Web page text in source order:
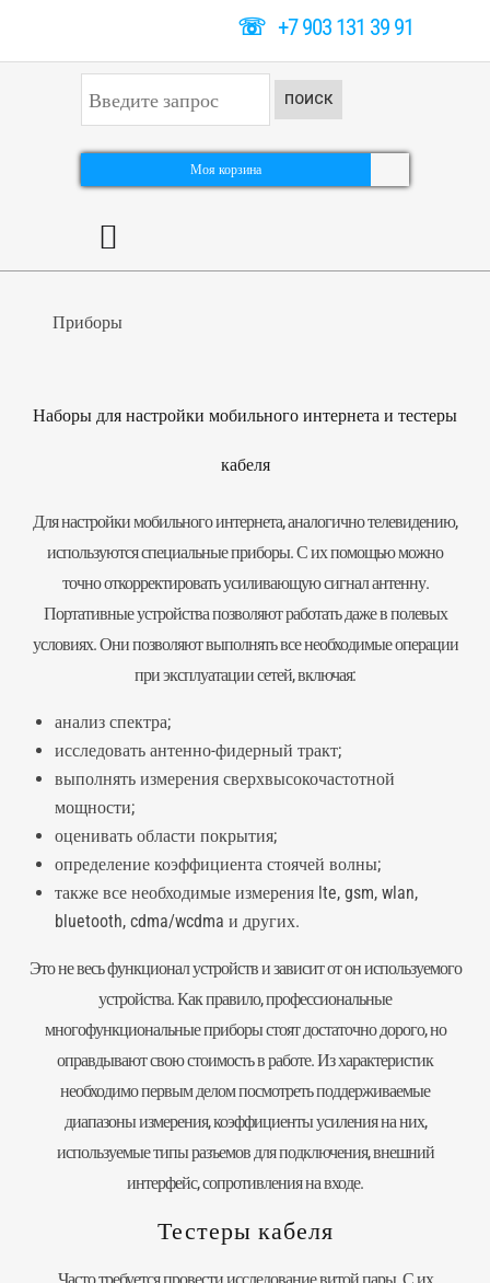
☏+7 903 131 39 91
к
а
ь
ПОИСК
Моя корзина
Приборы
Наборы для настройки мобильного интернета и тестеры
кабеля
Для настройки мобильного интернета, аналогично телевидению,
используются специальные приборы. С их помощью можно
точно откорректировать усиливающую сигнал антенну.
Портативные устройства позволяют работать даже в полевых
условиях. Они позволяют выполнять все необходимые операции
при эксплуатации сетей, включая:
анализ спектра;
исследовать антенно-фидерный тракт;
выполнять измерения сверхвысокочастотной
мощности;
оценивать области покрытия;
определение коэффициента стоячей волны;
также все необходимые измерения lte, gsm, wlan,
bluetooth, cdma/wcdma и других.
Это не весь функционал устройств и зависит от он используемого
устройства. Как правило, профессиональные
многофункциональные приборы стоят достаточно дорого, но
оправдывают свою стоимость в работе. Из характеристик
необходимо первым делом посмотреть поддерживаемые
диапазоны измерения, коэффициенты усиления на них,
используемые типы разъемов для подключения, внешний
интерфейс, сопротивления на входе.
Тестеры кабеля